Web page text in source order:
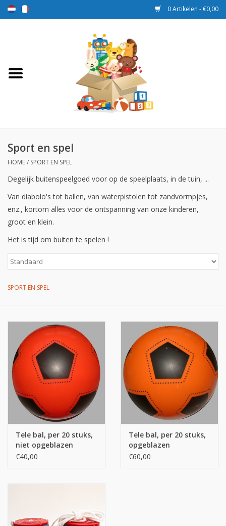
0 Artikelen - €0,00
Speelgoed
Beloningsdozen
Prijs
Op de speelplaats
Sport en spel
HOME/ SPORT EN SPEL
Degelijk buitenspeelgoed voor op de speelplaats, in de tuin, ...
Van diabolo's tot ballen, van waterpistolen tot zandvormpjes,
enz., kortom alles voor de ontspanning van onze kinderen,
groot en klein.
Het is tijd om buiten te spelen !
SPORT EN SPEL
Tele bal, per 20 stuks,
niet opgeblazen
€40,00
Tele bal, per 20 stuks,
opgeblazen
€60,00